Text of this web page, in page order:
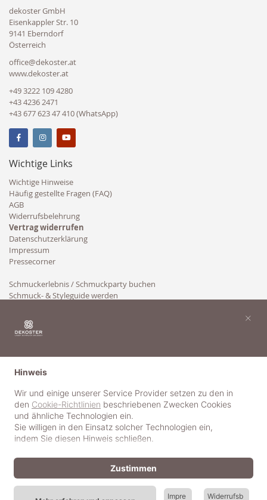
dekoster GmbH
Eisenkappler Str. 10
9141 Eberndorf
Österreich
office@dekoster.at
www.dekoster.at
+49 3222 109 4280
+43 4236 2471
+43 677 623 47 410 (WhatsApp)
Wichtige Links
Wichtige Hinweise
Häufig gestellte Fragen (FAQ)
AGB
Widerrufsbelehrung
Vertrag widerrufen
Datenschutzerklärung
Impressum
Pressecorner
Schmuckerlebnis / Schmuckparty buchen
Schmuck- & Styleguide werden
Hinweis
Wir und einige unserer Service Provider setzen zu den in
den Cookie-Richtlinien beschriebenen Zwecken Cookies
und ähnliche Technologien ein.
Sie willigen in den Einsatz solcher Technologien ein,
indem Sie diesen Hinweis schließen.
Impre Widerrufsb
Zustimmen
×